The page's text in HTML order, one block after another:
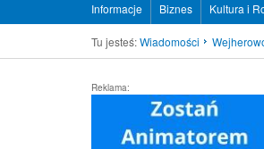
Informacje Biznes Kultura i
Tu jesteś:Wiadomości
Reklama: